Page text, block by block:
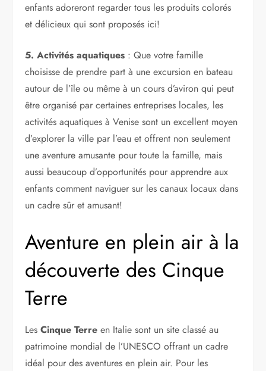
enfants adoreront regarder tous les produits colorés
et délicieux qui sont proposés ici!
5. Activités aquatiques : Que votre famille
choisisse de prendre part à une excursion en bateau
autour de l’île ou même à un cours d’aviron qui peut
être organisé par certaines entreprises locales, les
activités aquatiques à Venise sont un excellent moyen
d’explorer la ville par l’eau et offrent non seulement
une aventure amusante pour toute la famille, mais
aussi beaucoup d’opportunités pour apprendre aux
enfants comment naviguer sur les canaux locaux dans
un cadre sûr et amusant!
Aventure en plein air à la
découverte des Cinque
Terre
LesCinque Terre en Italie sont un site classé au
patrimoine mondial de l’UNESCO offrant un cadre
idéal pour des aventures en plein air. Pour les